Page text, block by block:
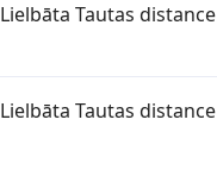
Lielbāta Tautas distance
Lielbāta Tautas distance